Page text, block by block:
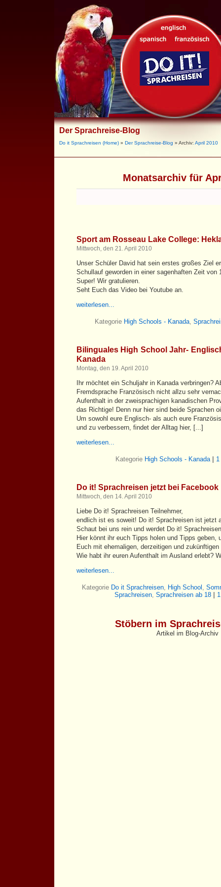
Der Sprachreise-Blog
Do it Sprachreisen (Home) » Der Sprachreise-Blog » Archiv: April 2010
Monatsarchiv für
Sport am Rosseau Lake College:
Mittwoch, den 21. April 2010
Unser Schüler David hat sein erstes großes Ziel
Schullauf geworden in einer sagenhaften Zeit von
Super! Wir gratulieren.
Seht Euch das Video bei Youtube an.
weiterlesen...
Kategorie High Schools - Kanada,
Bilinguales High School Jahr-
Kanada
Montag, den 19. April 2010
Ihr möchtet ein Schuljahr in Kanada verbringen?
Fremdsprache Französisch nicht allzu sehr
Aufenthalt in der zweisprachigen kanadischen
das Richtige! Denn nur hier sind beide Sprachen
Um sowohl eure Englisch- als auch eure
und zu verbessern, findet der Alltag hier, [...]
weiterlesen...
Kategorie High Schools - Kanada
Do it! Sprachreisen jetzt bei Facebook
Mittwoch, den 14. April 2010
Liebe Do it! Sprachreisen Teilnehmer,
endlich ist es soweit! Do it! Sprachreisen ist jetzt
Schaut bei uns rein und werdet Do it!
Hier könnt ihr euch Tipps holen und Tipps geben,
Euch mit ehemaligen, derzeitigen und
Wie habt ihr euren Aufenthalt im Ausland erlebt?
weiterlesen...
Kategorie Do it Sprachreisen, High School ,
Sprachreisen, Sprachreisen ab 18
Stöbern im
Artikel im Blog-Archiv